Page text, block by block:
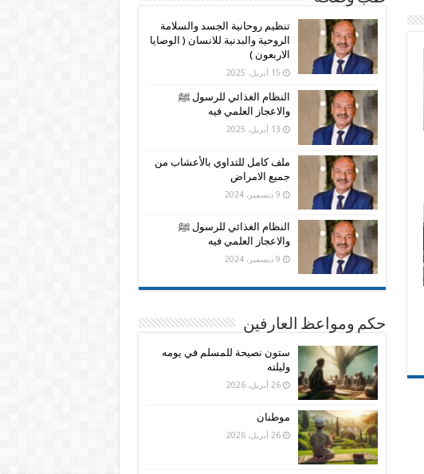
تنظيم روحانية الجسد والسلامة
الروحية والبدنية للانسان ( الوصايا
الاربعون )
15 أبريل، 2025
النظام الغذائي للرسول ﷺ
والاعجاز العلمي فيه
13 أبريل، 2025
ملف كامل للتداوي بالأعشاب من
جميع الامراض
9 ديسمبر، 2024
النظام الغذائي للرسول ﷺ
والاعجاز العلمي فيه
9 ديسمبر، 2024
حكم ومواعظ العارفين
ستون نصيحة للمسلم في يومه
وليلته
26 أبريل، 2026
موطنان
26 أبريل، 2026